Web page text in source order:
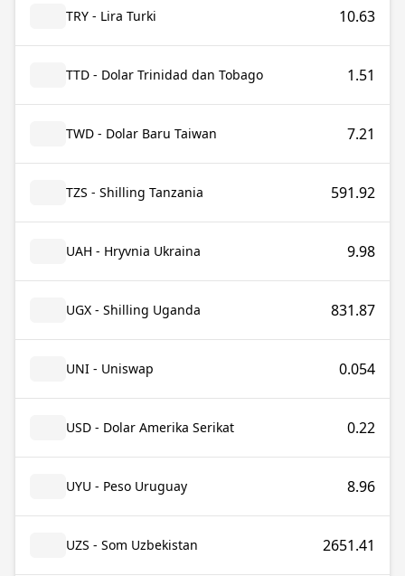
TRY - Lira Turki 10.63
TTD - Dolar Trinidad dan Tobago 1.51
TWD - Dolar Baru Taiwan 7.21
TZS - Shilling Tanzania 591.92
UAH - Hryvnia Ukraina 9.98
UGX - Shilling Uganda 831.87
UNI - Uniswap 0.054
USD - Dolar Amerika Serikat 0.22
UYU - Peso Uruguay 8.96
UZS - Som Uzbekistan 2651.41